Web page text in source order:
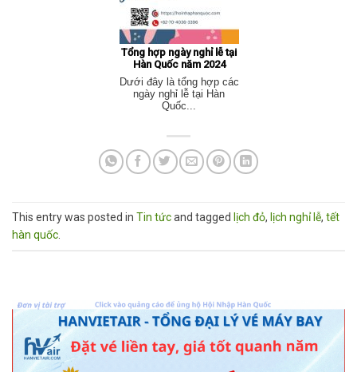
Tổng hợp ngày nghỉ lễ tại
Hàn Quốc năm 2024
Dưới đây là tổng hợp các
ngày nghỉ lễ tại Hàn
Quốc...
This entry was posted in Tin tứcand tagged lịch đỏ, lịch nghỉ lễ, tết
hàn quốc